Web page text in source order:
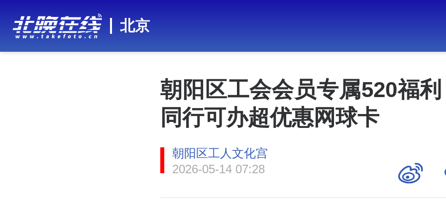
北京
朝阳区工会会员专属520福
同行可办超优惠网球卡
朝阳区工人文化宫
2026-05-14 07:28